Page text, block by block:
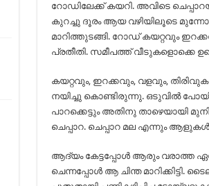
റോഡിലേക്ക് കയറി. അവിടെ
കുറച്ചു ദൂരം ആയ വഴിയിലൂടെ
മാറിത്തുടങ്ങി. റോഡ് കയറ്റവും
പ്രതീതി. സമീപത്ത് വീടുകളൊക്കെ
കയറ്റവും, ഇറക്കവും, വളവും,
നയിച്ചു കൊണ്ടിരുന്നു. ഒടുവിൽ
പാറക്കെട്ടും അതിനു താഴെയായി
ചെപ്പാറ. ചെപ്പാറ മല എന്നും
ആദ്യം കേട്ടപ്പോൾ ആരും വരാത്ത
ചെന്നപ്പോൾ ആ ചിന്ത മാറിക്കിട്ടി.